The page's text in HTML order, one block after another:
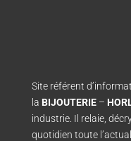
Site référent
la BIJOUTERIE–
industrie. Il relaie,
quotidien toute